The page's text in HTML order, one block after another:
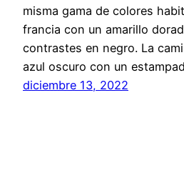
misma gama de colores
francia con un amarillo
contrastes en negro. La
azul oscuro con un
diciembre 13, 2022